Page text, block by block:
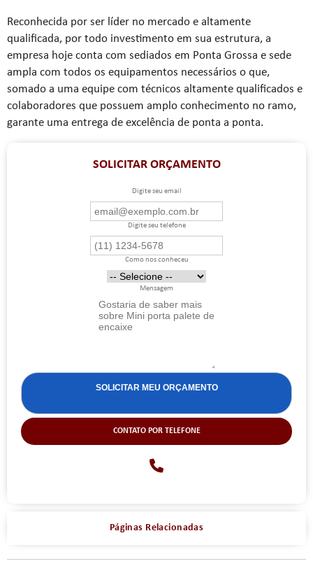
Reconhecida por ser líder no mercado e altamente
qualificada, por todo investimento em sua estrutura, a
empresa hoje conta com sediados em Ponta Grossa e sede
ampla com todos os equipamentos necessários o que,
somado a uma equipe com técnicos altamente qualificados e
colaboradores que possuem amplo conhecimento no ramo,
garante uma entrega de excelência de ponta a ponta.
SOLICITAR ORÇAMENTO
Digite seu email
Digite seu telefone
Como nos conheceu
Mensagem
CONTATO POR TELEFONE
Páginas Relacionadas